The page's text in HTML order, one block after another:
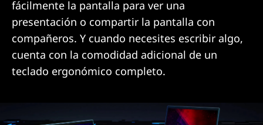
fácilmente la pantalla para ver una
presentación o compartir la pantalla con
compañeros. Y cuando necesites escribir algo,
cuenta con la comodidad adicional de un
teclado ergonómico completo.